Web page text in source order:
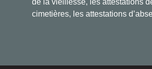
de la vieillesse, les attestations
cimetières, les attestations